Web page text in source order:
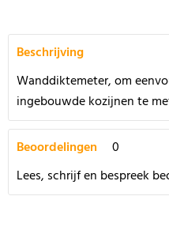
Beschrijving
Wanddiktemeter, om
ingebouwde kozijnen te
Beoordelingen
0
Lees, schrijf en bespreek